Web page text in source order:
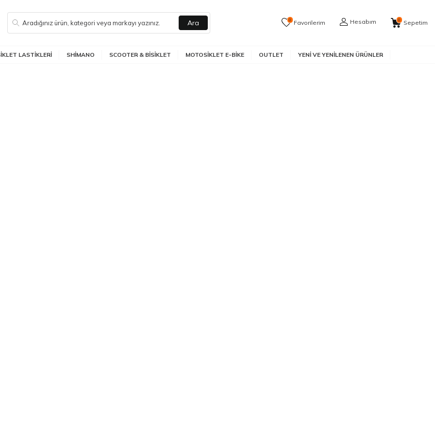
Ara 0 Favorilerim Hesabım 0 Sepetim
LASTIKLERI SHIMANO SCOOTER & BISIKLET MOTOSIKLET E-BIKE OUTLET YENI VE YENILENEN ÜRÜNLER